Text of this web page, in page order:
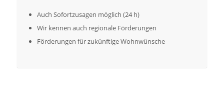
Auch Sofortzusagen möglich (24 h)
Wir kennen auch regionale Förderungen
Förderungen für zukünftige Wohnwünsche